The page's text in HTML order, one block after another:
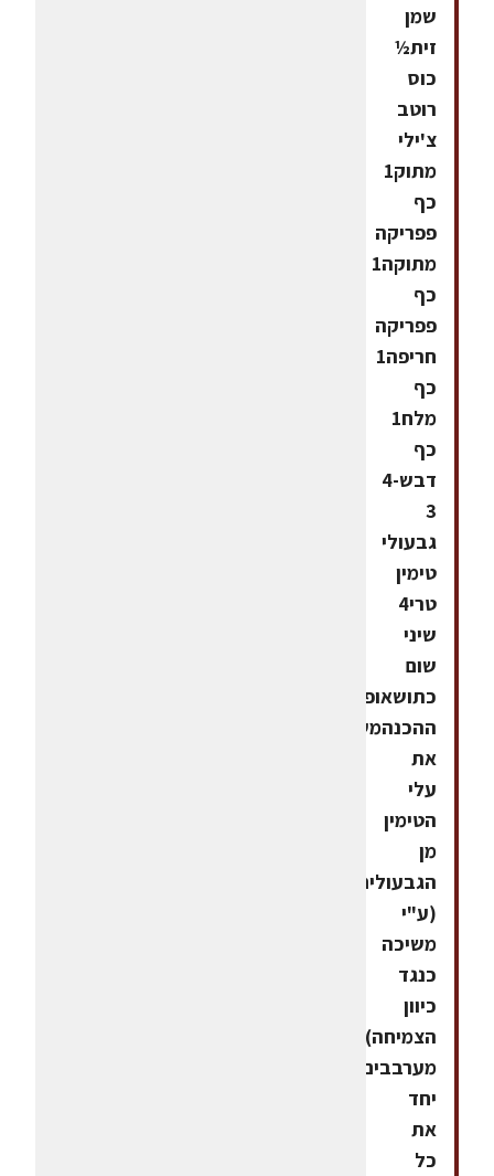
שמן
זית½
כוס
רוטב
צ'ילי
מתוק1
כף
פפריקה
מתוקה1
כף
פפריקה
חריפה1
כף
מלח1
כף
דבש4-
3
גבעולי
טימין
טרי4
שיני
שום
כתושאופן
ההכנהמשחררים
את
עלי
הטימין
מן
הגבעולים
(ע"י
משיכה
כנגד
כיוון
הצמיחה),
מערבבים
יחד
את
כל